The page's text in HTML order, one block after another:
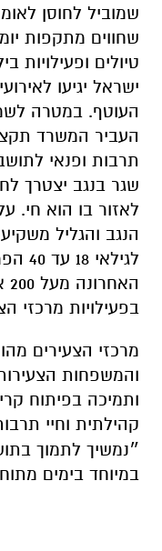
שמוביל לחוסן
שחווים מתקפות
טיולים ופעילויות
ישראל יגיעו
העוטף. במטרה
העביר המשרד
תרבות ופנאי
שגר בנגב יצטרך
לאזור בו הוא חי.
בפעילויות מרכזי
מרכזי הצעירים
והמשפחות
ותמיכה בפיתוח
קהילתית וחיי
״נמשיך לתמוך
במיוחד בימים